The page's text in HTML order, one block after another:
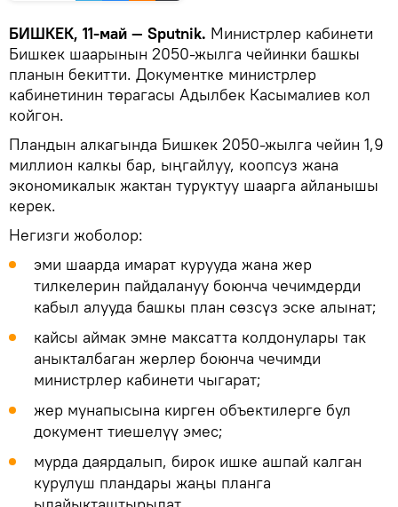
БИШКЕК, 11-май — Sputnik. Министрлер кабинети
Бишкек шаарынын 2050-жылга чейинки башкы
планын бекитти. Документке министрлер
кабинетинин төрагасы Адылбек Касымалиев кол
койгон.
Пландын алкагында Бишкек 2050-жылга чейин 1,9
миллион калкы бар, ыңгайлуу, коопсуз жана
экономикалык жактан туруктуу шаарга айланышы
керек.
Негизги жоболор:
эми шаарда имарат курууда жана жер
тилкелерин пайдалануу боюнча чечимдерди
кабыл алууда башкы план сөзсүз эске алынат;
кайсы аймак эмне максатта колдонулары так
аныкталбаган жерлер боюнча чечимди
министрлер кабинети чыгарат;
жер мунапысына кирген объектилерге бул
документ тиешелүү эмес;
мурда даярдалып, бирок ишке ашпай калган
курулуш пландары жаңы планга